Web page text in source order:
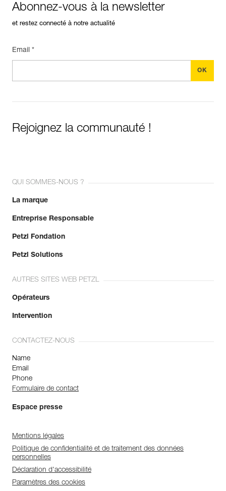
Abonnez-vous à la newsletter
et restez connecté à notre actualité
Email *
Rejoignez la communauté !
QUI SOMMES-NOUS ?
La marque
Entreprise Responsable
Petzl Fondation
Petzl Solutions
AUTRES SITES WEB PETZL
Opérateurs
Intervention
CONTACTEZ-NOUS
Name
Email
Phone
Formulaire de contact
Espace presse
Mentions légales
Politique de confidentialité et de traitement des données
personnelles
Déclaration d'accessibilité
Paramètres des cookies